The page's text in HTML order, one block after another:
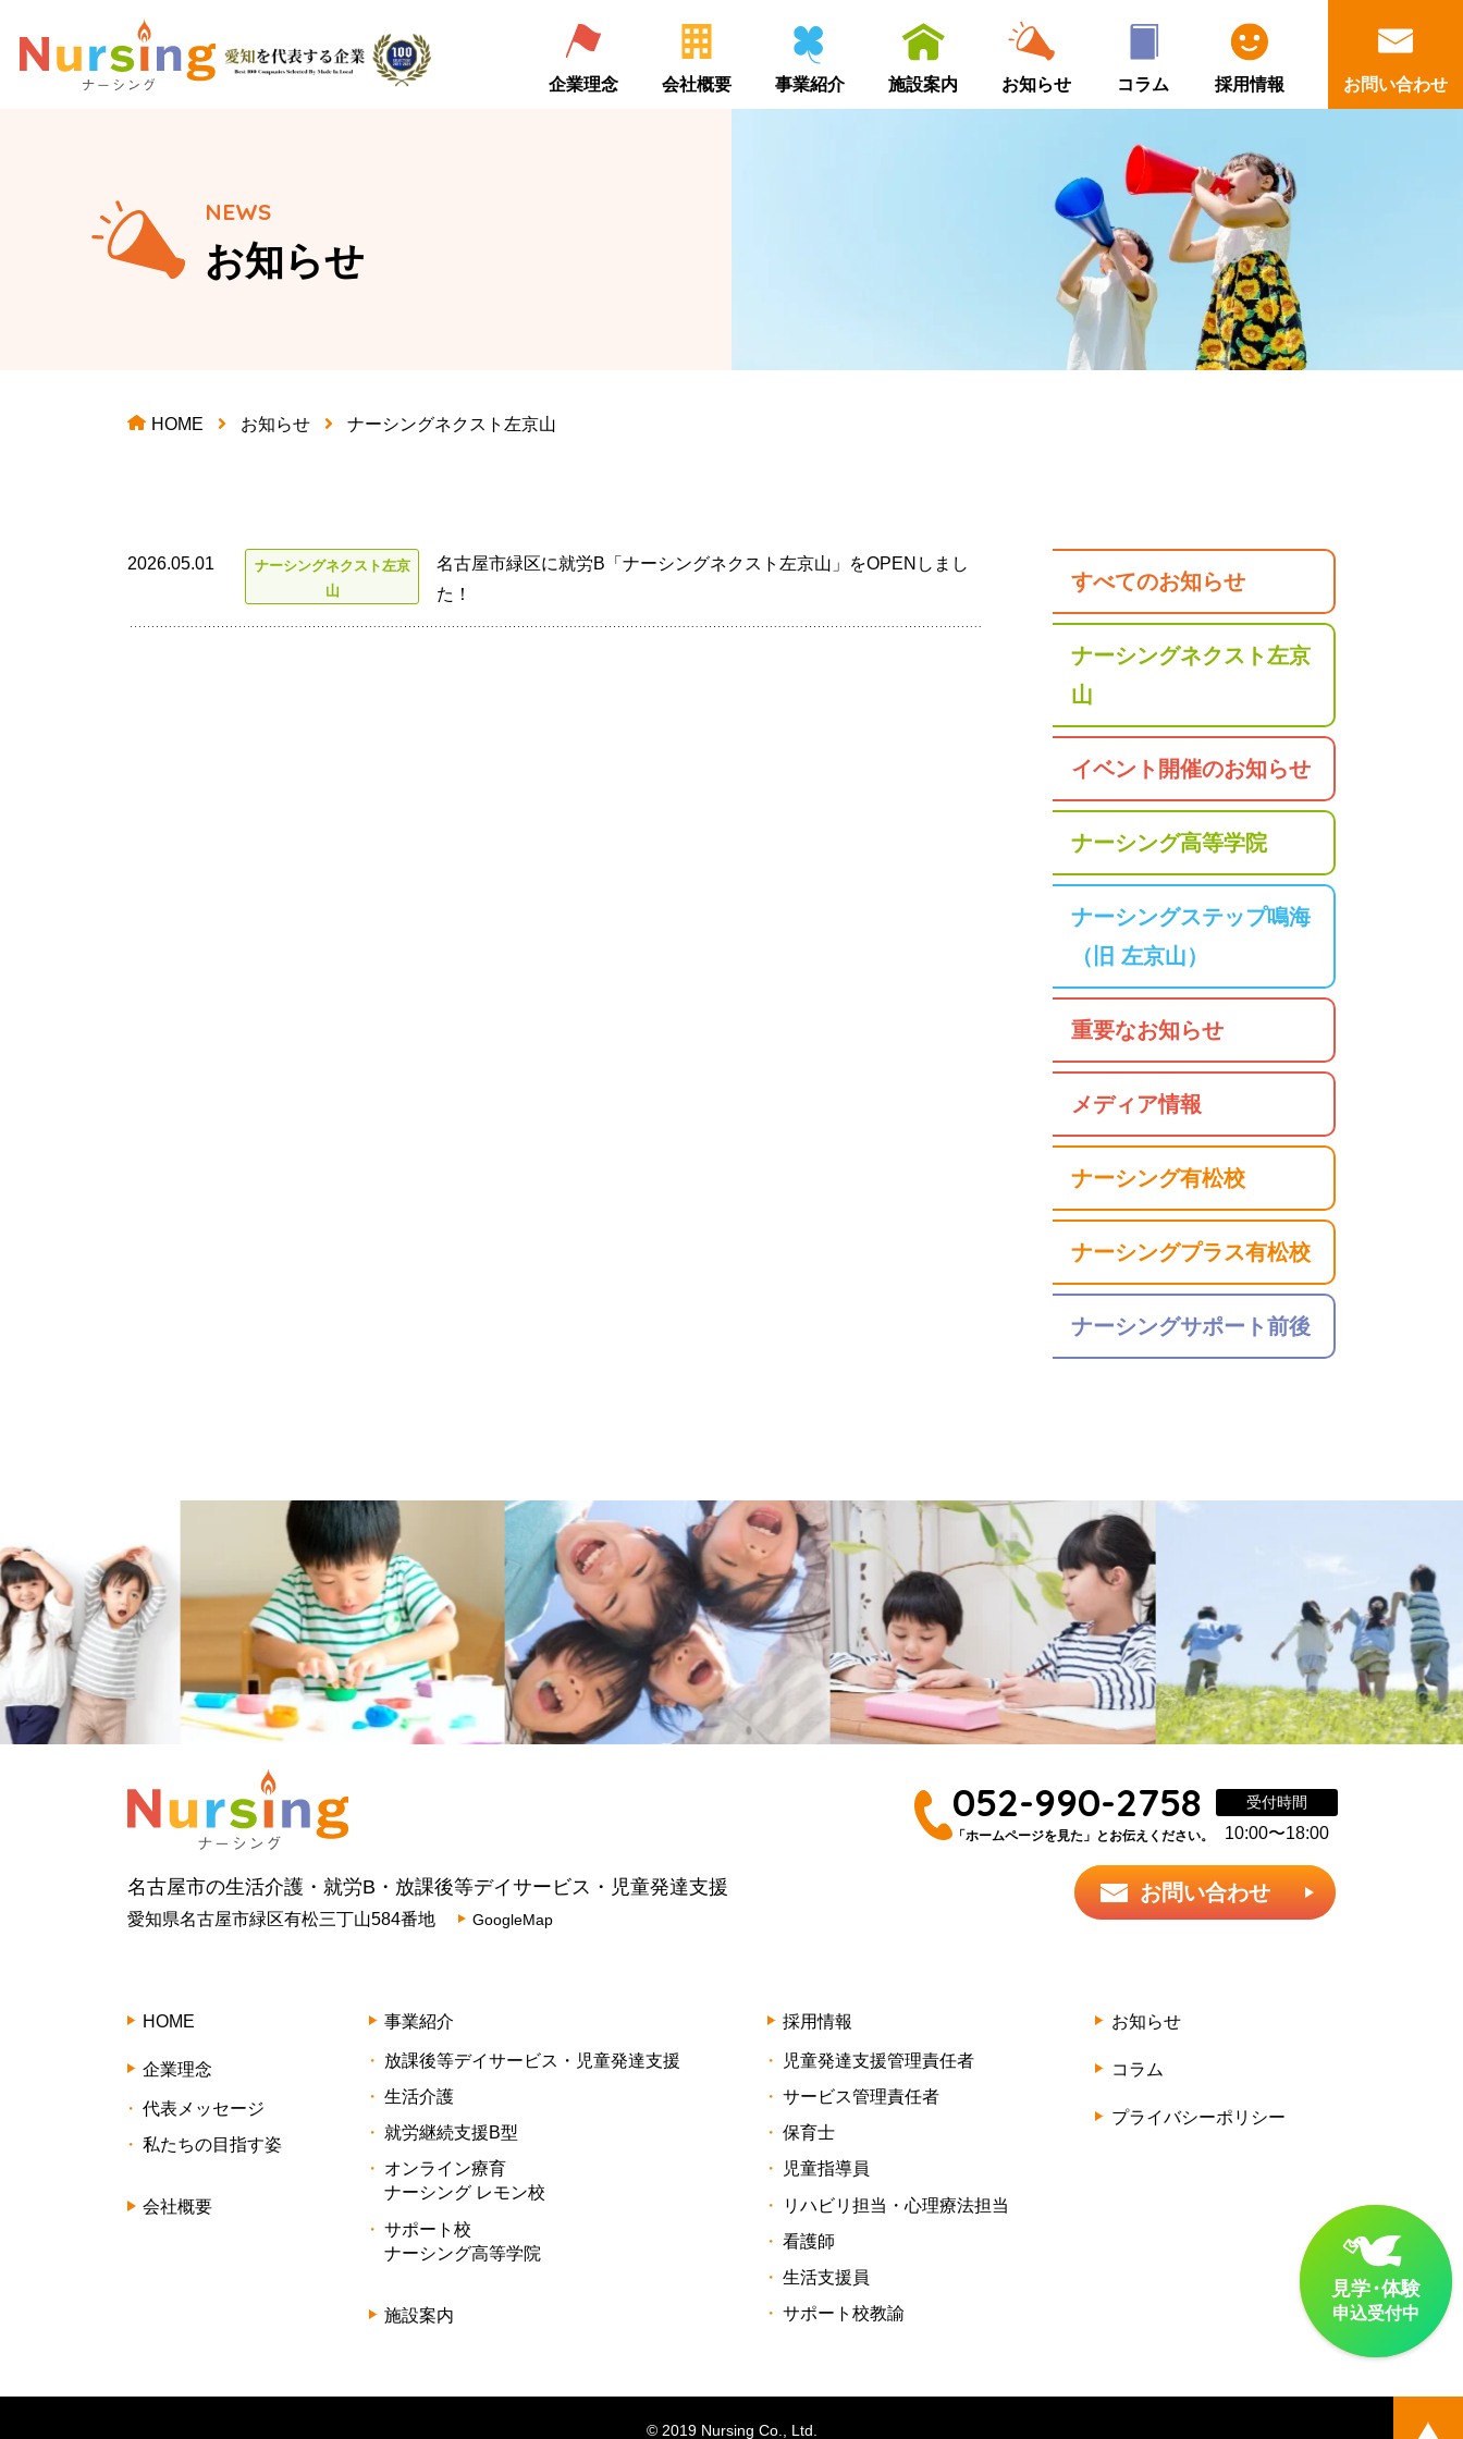
企業理念 会社概要 事業紹介 施設案内 お知らせ コラム 採用情報 お問い合わせ
NEWS
お知らせ
HOME お知らせ ナーシングネクスト左京山
すべてのお知らせ
ナーシングネクスト左京
山
イベント開催のお知らせ
ナーシング高等学院
ナーシングステップ鳴海
（旧 左京山）
重要なお知らせ
メディア情報
ナーシング有松校
ナーシングプラス有松校
ナーシングサポート前後
2026.05.01
ナーシングネクスト左京
山
名古屋市緑区に就労B「ナーシングネクスト左京山」をOPENしまし
た！
名古屋市の生活介護・就労B・放課後等デイサービス・児童発達支援
愛知県名古屋市緑区有松三丁山584番地 GoogleMap
052-990-2758
「ホームページを見た」とお伝えください。
受付時間
10:00〜18:00
お問い合わせ
HOME
企業理念
代表メッセージ
私たちの目指す姿
会社概要
事業紹介
放課後等デイサービス・児童発達支援
生活介護
就労継続支援B型
オンライン療育
ナーシング レモン校
サポート校
ナーシング高等学院
施設案内
採用情報
児童発達支援管理責任者
サービス管理責任者
保育士
児童指導員
リハビリ担当・心理療法担当
看護師
生活支援員
サポート校教諭
お知らせ
コラム
プライバシーポリシー
© 2019 Nursing Co., Ltd.